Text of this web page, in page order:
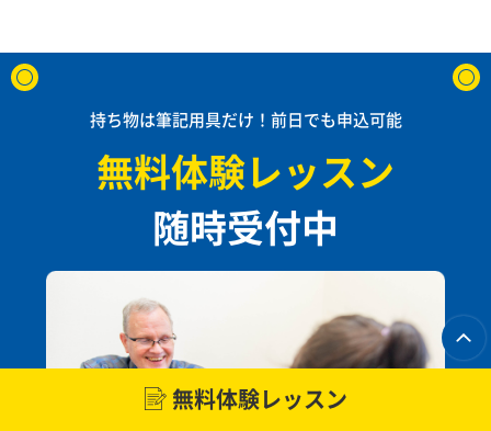
持ち物は筆記用具だけ！前日でも申込可能
無料体験レッスン
随時受付中
無料体験レッスン